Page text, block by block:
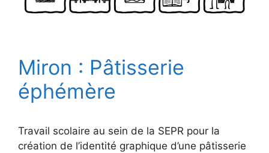
Miron : Pâtisserie
éphémère
Travail scolaire au sein de la SEPR pour la
création de l’identité graphique d’une pâtisserie